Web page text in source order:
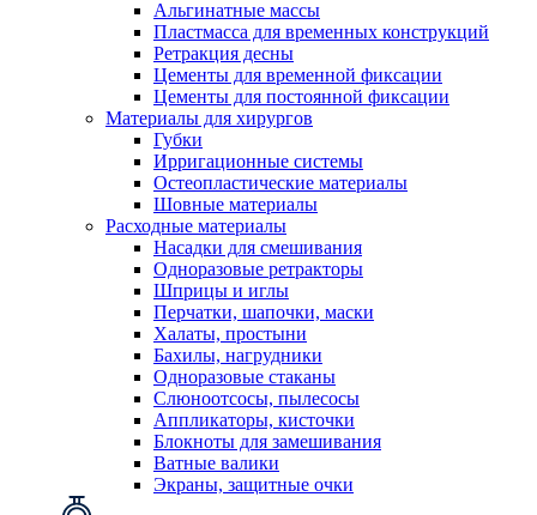
Альгинатные массы
Пластмасса для временных конструкций
Ретракция десны
Цементы для временной фиксации
Цементы для постоянной фиксации
Материалы для хирургов
Губки
Ирригационные системы
Остеопластические материалы
Шовные материалы
Расходные материалы
Насадки для смешивания
Одноразовые ретракторы
Шприцы и иглы
Перчатки, шапочки, маски
Халаты, простыни
Бахилы, нагрудники
Одноразовые стаканы
Слюноотсосы, пылесосы
Аппликаторы, кисточки
Блокноты для замешивания
Ватные валики
Экраны, защитные очки